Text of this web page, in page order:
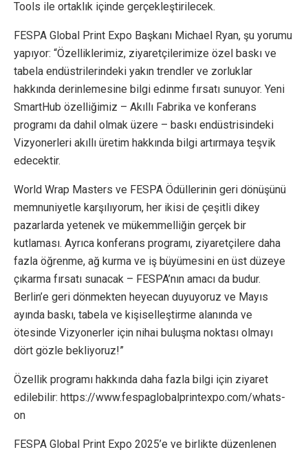
Tools ile ortaklık içinde gerçekleştirilecek.
FESPA Global Print Expo Başkanı Michael Ryan, şu yorumu
yapıyor: “Özelliklerimiz, ziyaretçilerimize özel baskı ve
tabela endüstrilerindeki yakın trendler ve zorluklar
hakkında derinlemesine bilgi edinme fırsatı sunuyor. Yeni
SmartHub özelliğimiz – Akıllı Fabrika ve konferans
programı da dahil olmak üzere – baskı endüstrisindeki
Vizyonerleri akıllı üretim hakkında bilgi artırmaya teşvik
edecektir.
World Wrap Masters ve FESPA Ödüllerinin geri dönüşünü
memnuniyetle karşılıyorum, her ikisi de çeşitli dikey
pazarlarda yetenek ve mükemmelliğin gerçek bir
kutlaması. Ayrıca konferans programı, ziyaretçilere daha
fazla öğrenme, ağ kurma ve iş büyümesini en üst düzeye
çıkarma fırsatı sunacak – FESPA’nın amacı da budur.
Berlin’e geri dönmekten heyecan duyuyoruz ve Mayıs
ayında baskı, tabela ve kişiselleştirme alanında ve
ötesinde Vizyonerler için nihai buluşma noktası olmayı
dört gözle bekliyoruz!”
Özellik programı hakkında daha fazla bilgi için ziyaret
edilebilir: https://www.fespaglobalprintexpo.com/whats-
on
FESPA Global Print Expo 2025’e ve birlikte düzenlenen